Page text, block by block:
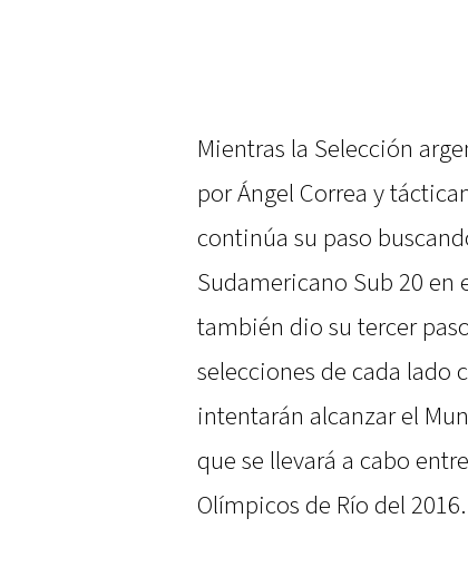
Mientras la Selección
por Ángel Correa y
continúa su paso
Sudamericano Sub 20 en
también dio su tercer
selecciones de cada lado
intentarán alcanzar el
que se llevará a cabo
Olímpicos de Río del 2016.